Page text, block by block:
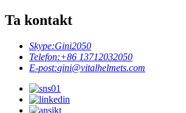
Ta kontakt
Skype:Gini2050
Telefon:+86 13712032050
E-post:gini@vitalhelmets.com